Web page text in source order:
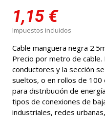
1,15 €
Impuestos incluidos
Cable manguera negra
Precio por metro de cable.
conductores y la sección
sueltos, o en rollos de
para distribución de
tipos de conexiones de
industriales, redes